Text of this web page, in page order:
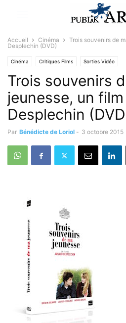
Accueil Cinéma
Trois souvenirs de
Desplechin (DVD)
Cinéma Critiques Films Sorties Vidéo
Trois souvenirs
jeunesse, un film
Desplechin
Par Bénédicte de Loriol - 3 octobre 2015